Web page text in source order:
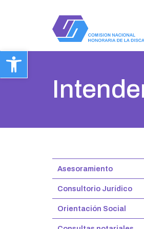
Abrir barra de
Asesoramiento
Consultorio Jurídico
Orientación Social